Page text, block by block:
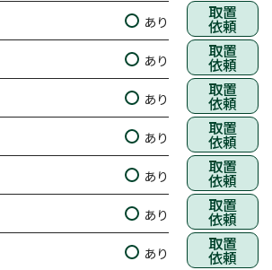
あり 取置
依頼
あり 取置
依頼
あり 取置
依頼
あり 取置
依頼
あり 取置
依頼
あり 取置
依頼
あり 取置
依頼